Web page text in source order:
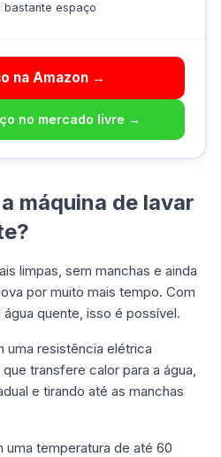
bastante espaço
na Amazon →
no mercado livre →
máquina de lavar
limpas, sem manchas e ainda
por muito mais tempo. Com
quente, isso é possível.
uma resistência elétrica
transfere calor para a água,
e tirando até as manchas
temperatura de até 60